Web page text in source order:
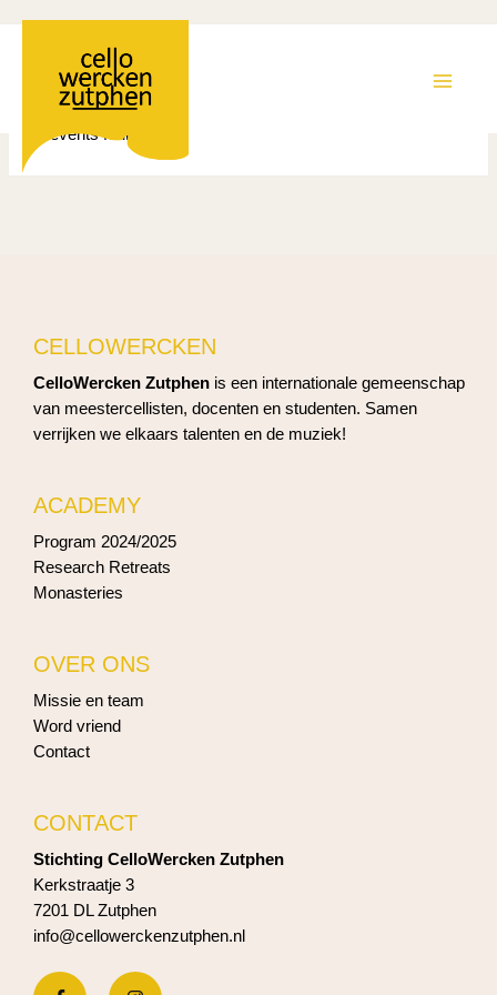
Alle evenementen
No events found.
CELLOWERCKEN
CelloWercken Zutphen is een internationale gemeenschap
van meestercellisten, docenten en studenten. Samen
verrijken we elkaars talenten en de muziek!
ACADEMY
Program 2024/2025
Research Retreats
Monasteries
OVER ONS
Missie en team
Word vriend
Contact
CONTACT
Stichting CelloWercken Zutphen
Kerkstraatje 3
7201 DL Zutphen
info@cellowerckenzutphen.nl